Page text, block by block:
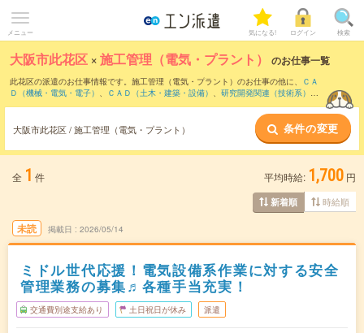
メニュー 気になる! ログイン 検索
大阪市此花区 ×施工管理（電気・プラント） のお仕事一覧
此花区の派遣のお仕事情報です。施工管理（電気・プラント）のお仕事の他に、
ＣＡ
Ｄ（機械・電気・電子） 、 ＣＡＤ（土木・建築・設備） 、 研究開発関連（技術系） な
施工管理（電気・プラント）のお仕
事とは？とは？
大阪市此花区 / 施工管理（電気・プラント） 条件の変更
全 1 件 平均時給: 1,700 円
新着順 時給順
未読 掲載日 2026/05/14
ミドル世代応援！電気設備系作業に対する安全
管理業務の募集♬各種手当充実！
交通費別途支給あり 土日祝日が休み 派遣